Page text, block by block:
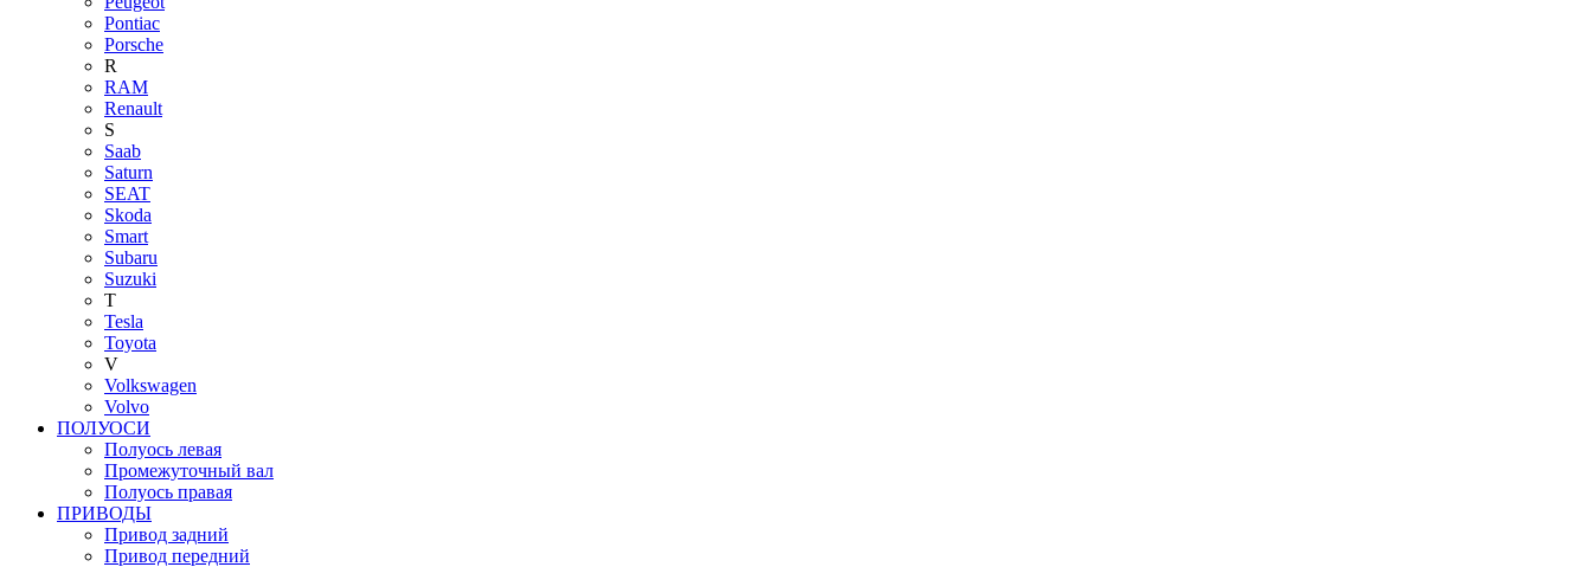
Pontiac
Porsche
R
RAM
Renault
S
Saab
Saturn
SEAT
Skoda
Smart
Subaru
Suzuki
T
Tesla
Toyota
V
Volkswagen
Volvo
ПОЛУОСИ
Полуось левая
Промежуточный вал
Полуось правая
ПРИВОДЫ
Привод задний
Привод передний